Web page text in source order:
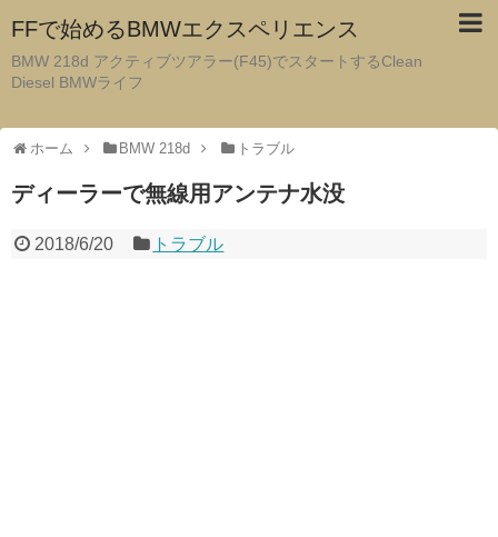
FFで始めるBMWエクスペリエンス
BMW 218d アクティブツアラー(F45)でスタートするClean
Diesel BMWライフ
ホーム BMW 218d トラブル
ディーラーで無線用アンテナ水没
2018/6/20 トラブル